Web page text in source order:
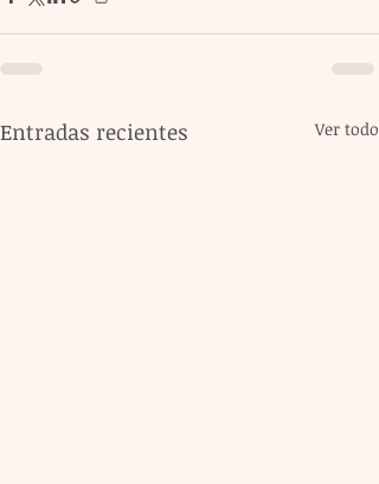
Entradas recientes Ver todo